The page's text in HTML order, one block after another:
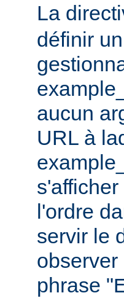
La
définir
aucun
URL à
l'ordre
servir le
observer
phrase "